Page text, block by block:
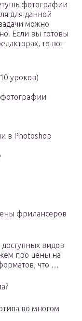
фотографии
для данной
можно
Если вы готовы
то вот
уроков)
в Photoshop
фрилансеров
видов
про цены на
что …
во многом